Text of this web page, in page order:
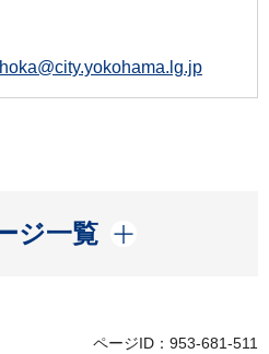
ジ一覧
開く
ページID：953-681-511